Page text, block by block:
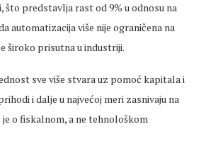
što predstavlja rast od 9% u odnosu na
automatizacija više nije ograničena na
široko prisutna u industriji.
sve više stvara uz pomoć kapitala i
i dalje u najvećoj meri zasnivaju na
o fiskalnom, a ne tehnološkom